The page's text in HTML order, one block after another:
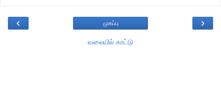
‹ ›
முகப்பு
வலையில் காட்டு